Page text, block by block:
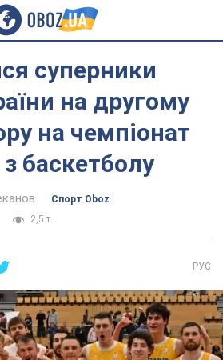
суперники
на другому
на чемпіонат
баскетболу
Спорт Oboz
2,5 т.
РУС